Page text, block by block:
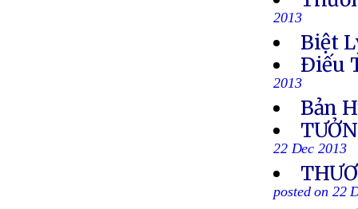
2013
Biệt
Ðiếu
2013
Bản
22 Dec 2013
posted on 22